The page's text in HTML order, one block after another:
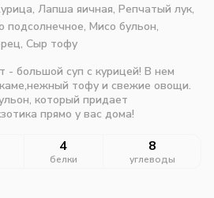
Лапша яичная, Репчатый лук,
подсолнечное, Мисо бульон,
Сыр тофу
- большой суп с курицей! В нем
тофу и свежие овощи.
который придает
прямо у вас дома!
4
белки
8
углеводы